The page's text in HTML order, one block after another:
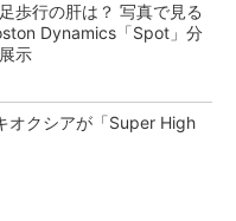
歩行の肝は？ 写真で見る
Dynamics「Spot」分
示
クシアが「Super High